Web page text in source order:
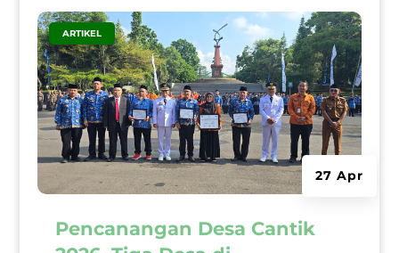
Pencanangan Desa Cantik
27 Apr
ARTIKEL